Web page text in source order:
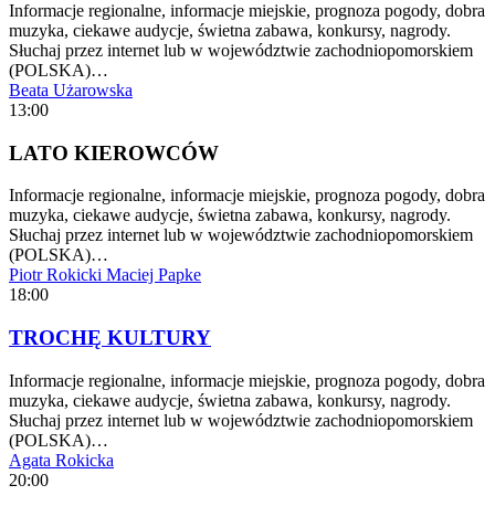
Informacje regionalne, informacje miejskie, prognoza pogody, dobra
muzyka, ciekawe audycje, świetna zabawa, konkursy, nagrody.
Słuchaj przez internet lub w województwie zachodniopomorskiem
(POLSKA)…
Beata Użarowska
13:00
LATO KIEROWCÓW
Informacje regionalne, informacje miejskie, prognoza pogody, dobra
muzyka, ciekawe audycje, świetna zabawa, konkursy, nagrody.
Słuchaj przez internet lub w województwie zachodniopomorskiem
(POLSKA)…
Piotr Rokicki Maciej Papke
18:00
TROCHĘ KULTURY
Informacje regionalne, informacje miejskie, prognoza pogody, dobra
muzyka, ciekawe audycje, świetna zabawa, konkursy, nagrody.
Słuchaj przez internet lub w województwie zachodniopomorskiem
(POLSKA)…
Agata Rokicka
20:00